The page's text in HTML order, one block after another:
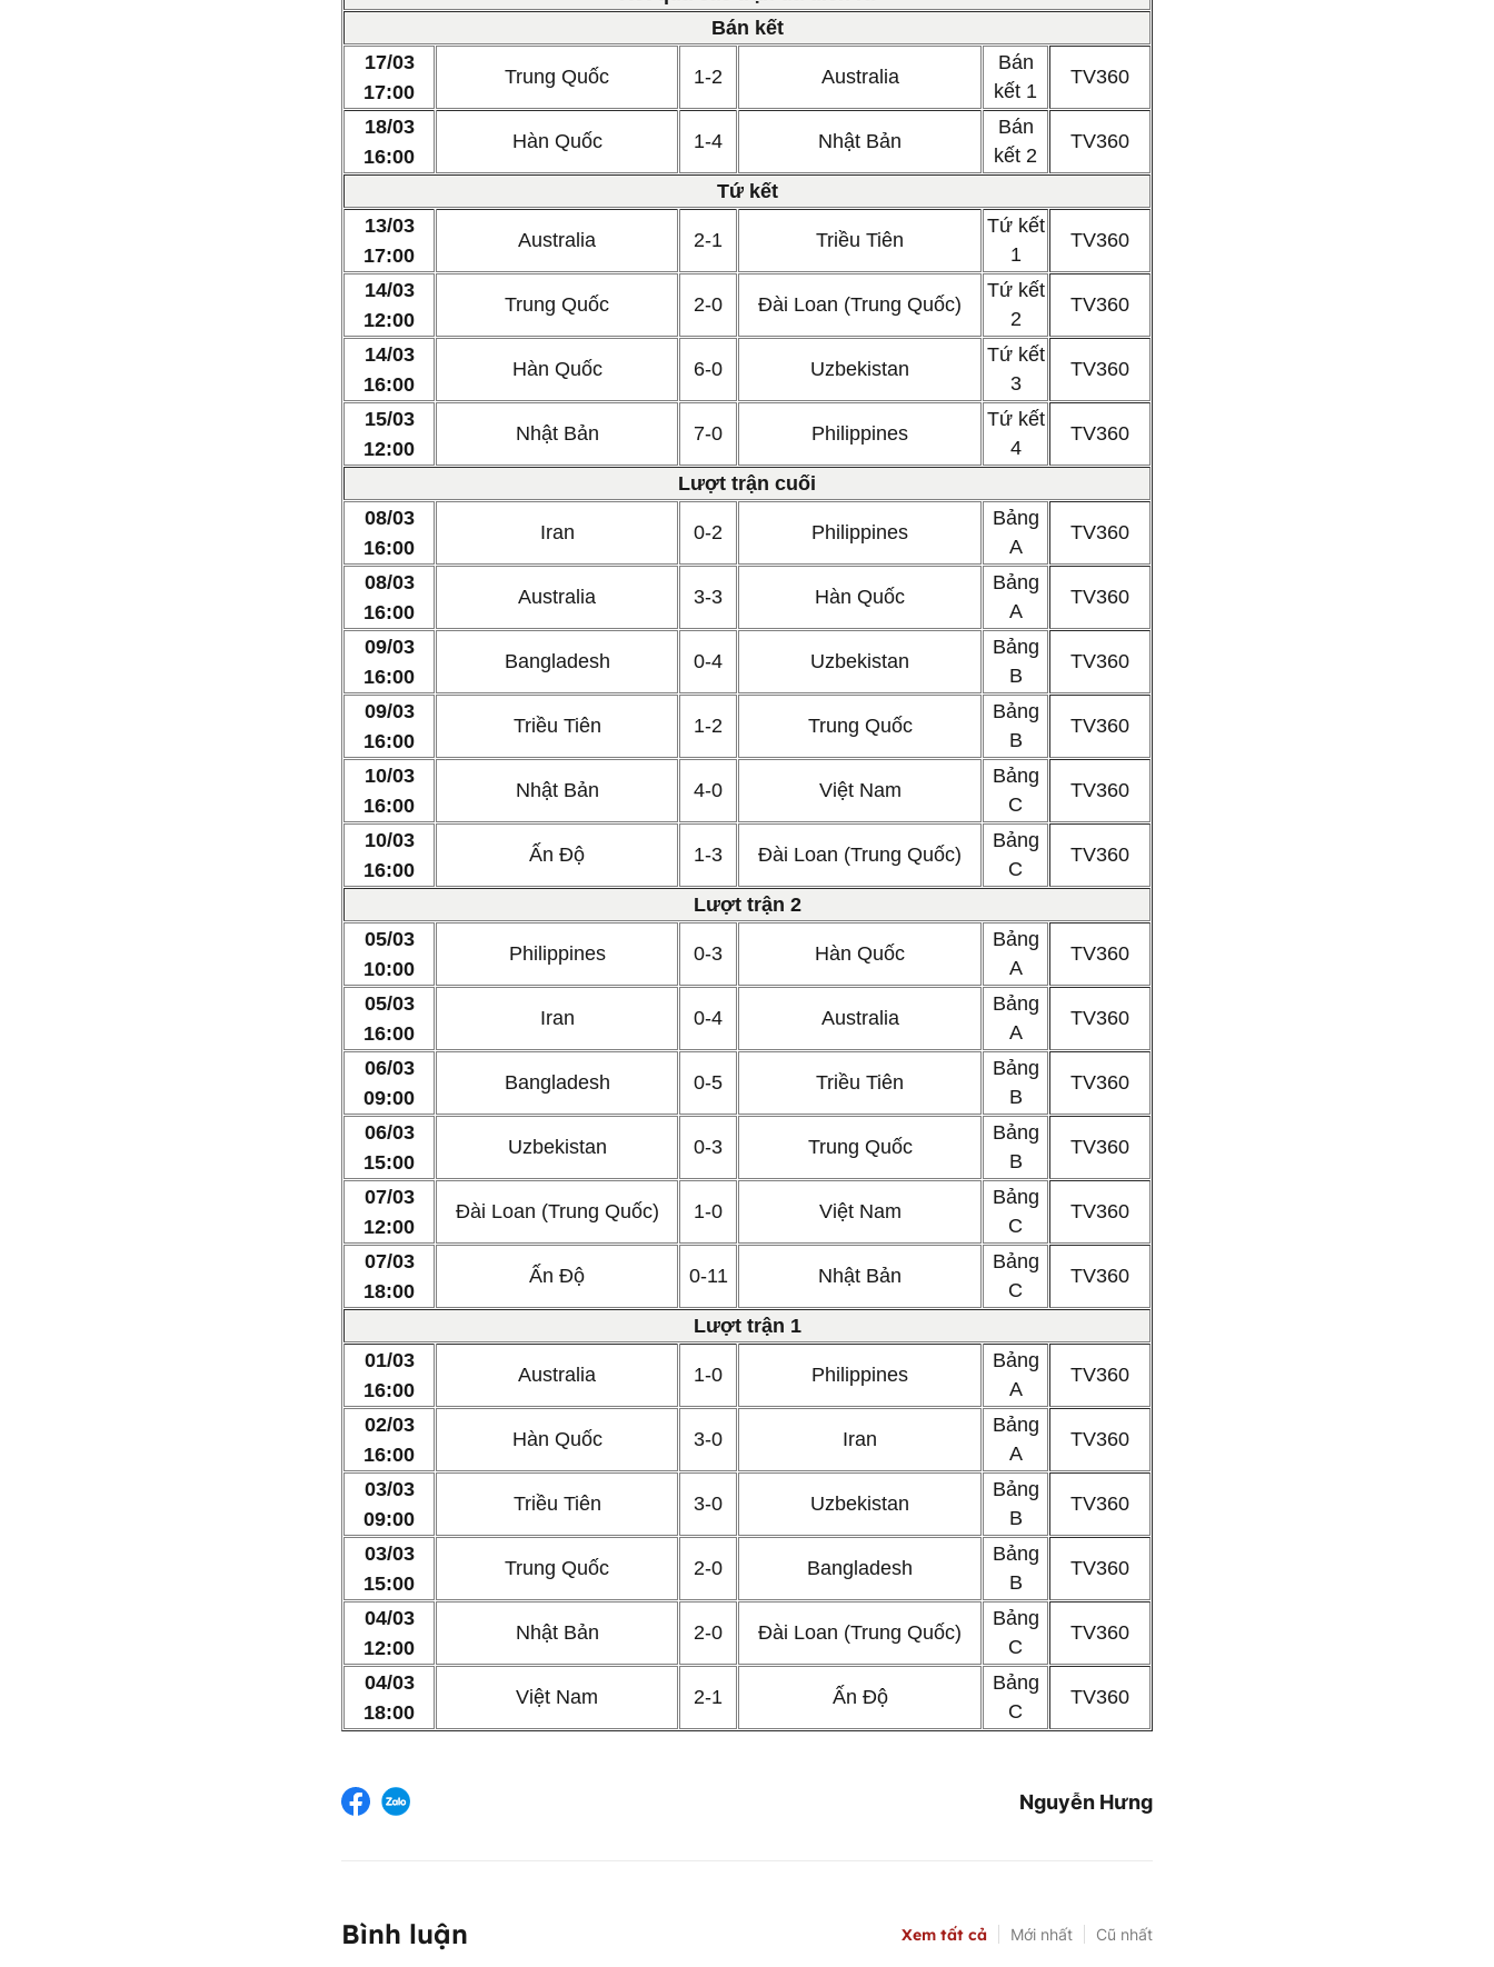
Bán kết
17/03
17:00
Trung Quốc 1-2 Australia
Bán
kết 1
TV360
18/03
16:00
Hàn Quốc 1-4 Nhật Bản
Bán
kết 2
TV360
Tứ kết
13/03
17:00
Australia 2-1 Triều Tiên
Tứ kết
1
TV360
14/03
12:00
Trung Quốc 2-0 Đài Loan (Trung Quốc)
Tứ kết
2
TV360
14/03
16:00
Hàn Quốc 6-0 Uzbekistan
Tứ kết
3
TV360
15/03
12:00
Nhật Bản 7-0 Philippines
Tứ kết
4
TV360
Lượt trận cuối
08/03
16:00
Iran 0-2 Philippines
Bảng
A
TV360
08/03
16:00
Australia 3-3 Hàn Quốc
Bảng
A
TV360
09/03
16:00
Bangladesh 0-4 Uzbekistan
Bảng
B
TV360
09/03
16:00
Triều Tiên 1-2 Trung Quốc
Bảng
B
TV360
10/03
16:00
Nhật Bản 4-0 Việt Nam
Bảng
C
TV360
10/03
16:00
Ấn Độ 1-3 Đài Loan (Trung Quốc)
Bảng
C
TV360
Lượt trận 2
05/03
10:00
Philippines 0-3 Hàn Quốc
Bảng
A
TV360
05/03
16:00
Iran 0-4 Australia
Bảng
A
TV360
06/03
09:00
Bangladesh 0-5 Triều Tiên
Bảng
B
TV360
06/03
15:00
Uzbekistan 0-3 Trung Quốc
Bảng
B
TV360
07/03
12:00
Đài Loan (Trung Quốc) 1-0 Việt Nam
Bảng
C
TV360
07/03
18:00
Ấn Độ 0-11 Nhật Bản
Bảng
C
TV360
Lượt trận 1
01/03
16:00
Australia 1-0 Philippines
Bảng
A
TV360
02/03
16:00
Hàn Quốc 3-0 Iran
Bảng
A
TV360
03/03
09:00
Triều Tiên 3-0 Uzbekistan
Bảng
B
TV360
03/03
15:00
Trung Quốc 2-0 Bangladesh
Bảng
B
TV360
04/03
12:00
Nhật Bản 2-0 Đài Loan (Trung Quốc)
Bảng
C
TV360
04/03
18:00
Việt Nam 2-1 Ấn Độ
Bảng
C
TV360
Nguyễn Hưng
Bình luận Xem tất cả Mới nhất Cũ nhất